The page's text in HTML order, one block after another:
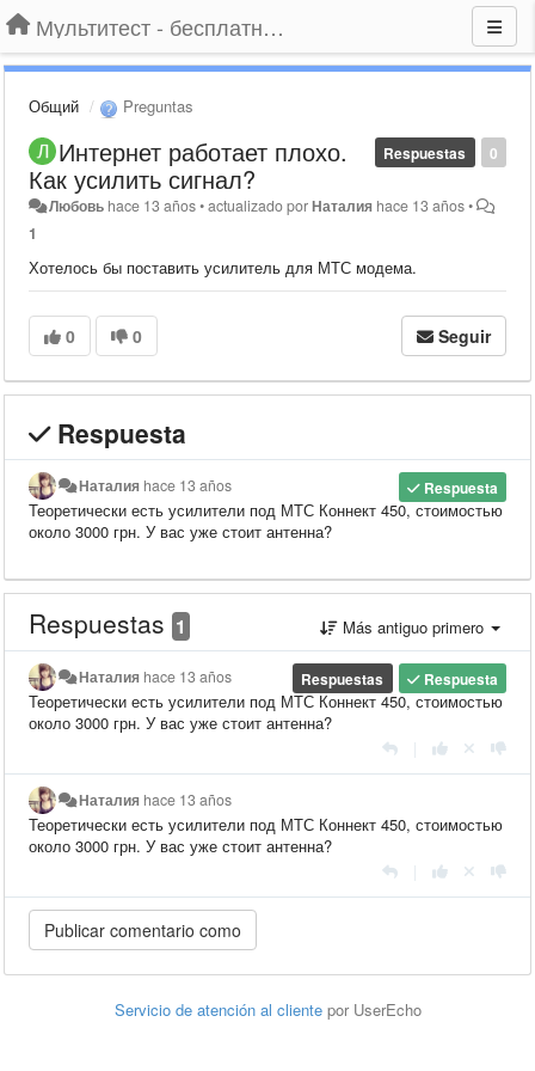
Мультитест - бесплатный подбор провайдера по адресу
Общий Preguntas
0
Respuestas
Интернет работает плохо.
Как усилить сигнал?
Любовь hace 13 años•actualizado porНаталия hace 13 años•
1
Хотелось бы поставить усилитель для МТС модема.
0 0 Seguir
Respuesta
Respuesta
Наталия hace 13 años
Теоретически есть усилители под МТС Коннект 450, стоимостью
около 3000 грн. У вас уже стоит антенна?
Respuestas 1 Más antiguo primero
Respuesta
Respuestas
Наталия hace 13 años
Теоретически есть усилители под МТС Коннект 450, стоимостью
около 3000 грн. У вас уже стоит антенна?
Наталия hace 13 años
Теоретически есть усилители под МТС Коннект 450, стоимостью
около 3000 грн. У вас уже стоит антенна?
Servicio de atención al cliente por UserEcho